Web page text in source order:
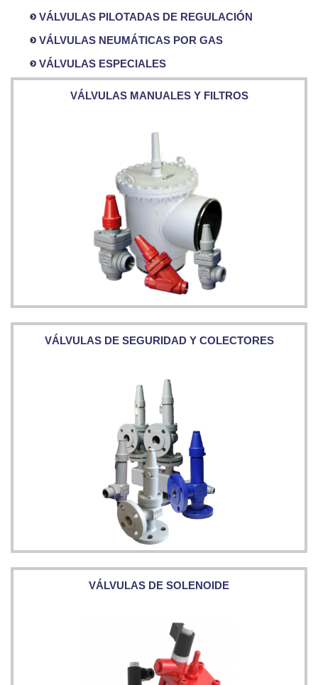
VÁLVULAS PILOTADAS DE REGULACIÓN
VÁLVULAS NEUMÁTICAS POR GAS
VÁLVULAS ESPECIALES
VÁLVULAS MANUALES Y FILTROS
VÁLVULAS DE SEGURIDAD Y COLECTORES
VÁLVULAS DE SOLENOIDE
VÁLVULAS MANUALES Y FILTROS
VÁLVULAS DE SEGURIDAD Y COLECTORES
VÁLVULAS DE SOLENOIDE
VÁLVULAS PILOTADAS DE REGULACIÓN
VÁLVULAS NEUMÁTICAS POR GAS
VÁLVULAS ESPECIALES